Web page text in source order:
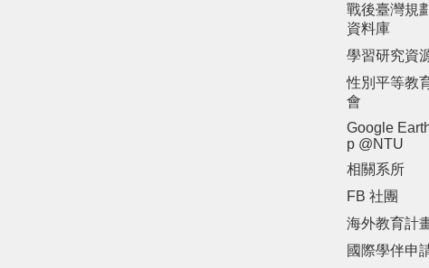
戰後臺灣規
資料庫
學習研究資
性別平等教
會
Google
p @NTU
相關系所
FB 社團
海外教育計
國際學伴申